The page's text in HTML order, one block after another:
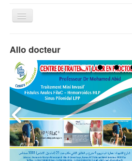
Basculer
Contact
Allo docteur